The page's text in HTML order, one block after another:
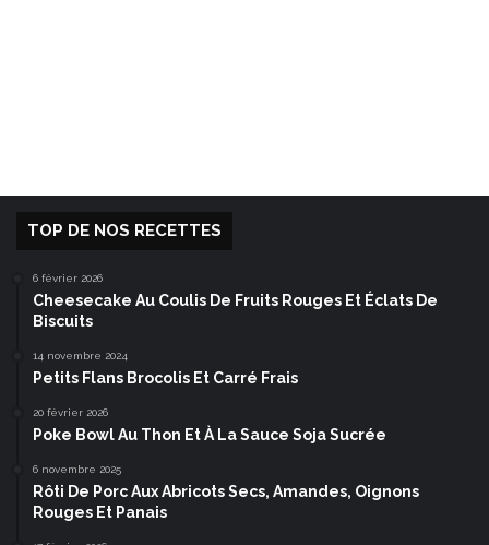
TOP DE NOS RECETTES
6 février 2026
Cheesecake Au Coulis De Fruits Rouges Et Éclats De
Biscuits
14 novembre 2024
Petits Flans Brocolis Et Carré Frais
20 février 2026
Poke Bowl Au Thon Et À La Sauce Soja Sucrée
6 novembre 2025
Rôti De Porc Aux Abricots Secs, Amandes, Oignons
Rouges Et Panais